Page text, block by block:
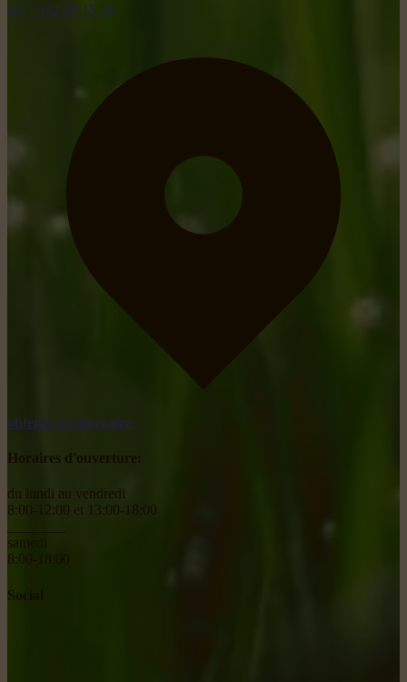
tel: +352 26 15 26
obtenir un itinéraire
Horaires d'ouverture:
du lundi au vendredi
8:00-12:00 et 13:00-18:00
samedi
8:00-18:00
Social